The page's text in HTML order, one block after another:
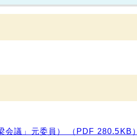
会議」元委員） （PDF 280.5KB）